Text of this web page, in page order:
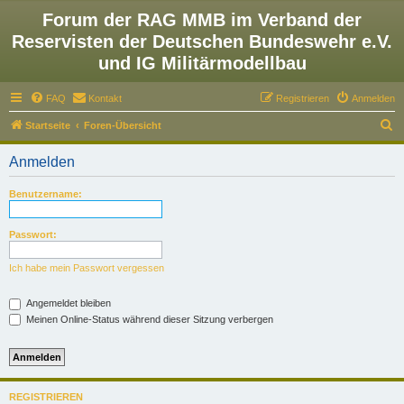
Forum der RAG MMB im Verband der
Reservisten der Deutschen Bundeswehr e.V.
und IG Militärmodellbau
FAQ Kontakt Anmelden
Registrieren
Startseite Foren-Übersicht
u
Anmelden
Benutzername:
Passwort:
Ich habe mein Passwort vergessen
Angemeldet bleiben
Meinen Online-Status während dieser Sitzung verbergen
REGISTRIEREN